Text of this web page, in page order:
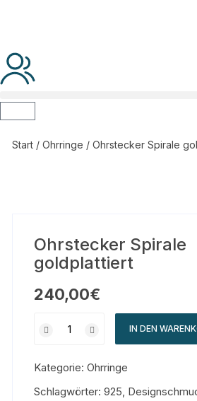
Start /Ohrringe / Ohrstecker Spirale
Ohrstecker Spirale
goldplattiert
240,00€
IN DEN
Kategorie:Ohrringe
Schlagwörter:925,